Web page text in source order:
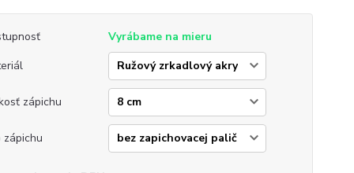
Vyrábame na mieru
zápichu
zápichu